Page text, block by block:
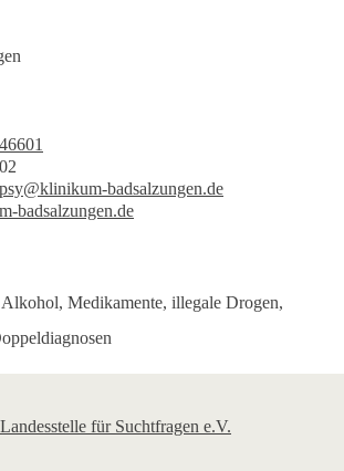
badsalzungen.de
badsalzungen.de
Medikamente, illegale Drogen,